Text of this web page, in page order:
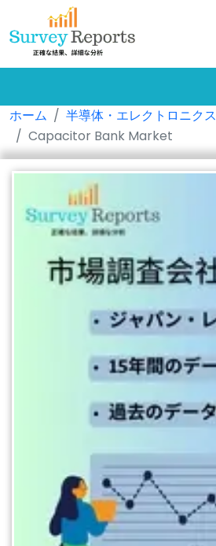
ホーム
半導体・エレクトロニクス
Capacitor Bank Market